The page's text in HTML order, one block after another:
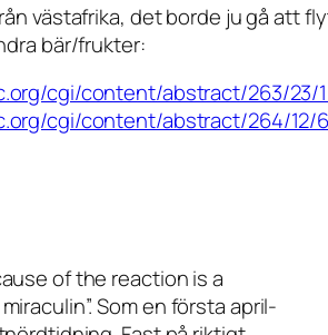
västafrika, det borde ju gå att
bär/frukter:
cgi/content/abstract/263/23/
cgi/content/abstract/264/12/
of the reaction is a
Som en första april-